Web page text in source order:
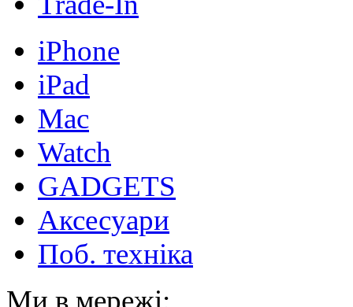
iPhone
iPad
Mac
Watch
GADGETS
Аксесуари
Поб. техніка
Ми в мережі: